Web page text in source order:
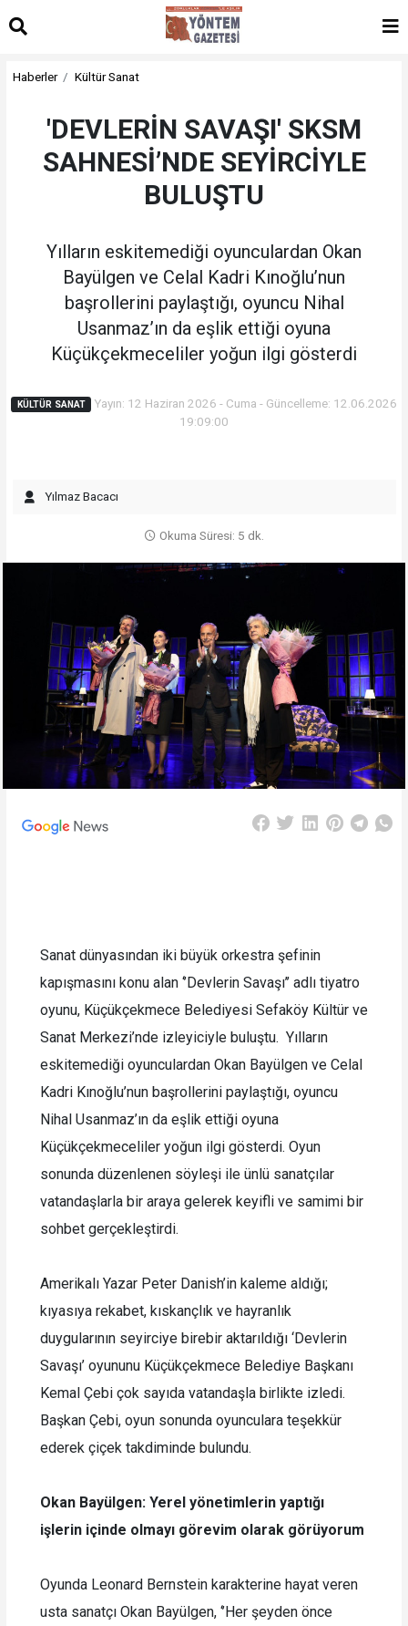
Haberler Kültür Sanat
'DEVLERİN SAVAŞI' SKSM
SAHNESİ’NDE SEYİRCİYLE
BULUŞTU
Yılların eskitemediği oyunculardan Okan
Bayülgen ve Celal Kadri Kınoğlu’nun
başrollerini paylaştığı, oyuncu Nihal
Usanmaz’ın da eşlik ettiği oyuna
Küçükçekmeceliler yoğun ilgi gösterdi
KÜLTÜR SANAT
Yayın: 12 Haziran 2026 - Cuma - Güncelleme: 12.06.2026
19:09:00
Yılmaz Bacacı
Okuma Süresi: 5 dk.
Sanat dünyasından iki büyük orkestra şefinin
kapışmasını konu alan ‘’Devlerin Savaşı’’ adlı tiyatro
oyunu, Küçükçekmece Belediyesi Sefaköy Kültür ve
Sanat Merkezi’nde izleyiciyle buluştu. Yılların
eskitemediği oyunculardan Okan Bayülgen ve Celal
Kadri Kınoğlu’nun başrollerini paylaştığı, oyuncu
Nihal Usanmaz’ın da eşlik ettiği oyuna
Küçükçekmeceliler yoğun ilgi gösterdi. Oyun
sonunda düzenlenen söyleşi ile ünlü sanatçılar
vatandaşlarla bir araya gelerek keyifli ve samimi bir
sohbet gerçekleştirdi.
Amerikalı Yazar Peter Danish’in kaleme aldığı;
kıyasıya rekabet, kıskançlık ve hayranlık
duygularının seyirciye birebir aktarıldığı ‘Devlerin
Savaşı’ oyununu Küçükçekmece Belediye Başkanı
Kemal Çebi çok sayıda vatandaşla birlikte izledi.
Başkan Çebi, oyun sonunda oyunculara teşekkür
ederek çiçek takdiminde bulundu.
Okan Bayülgen: Yerel yönetimlerin yaptığı
işlerin içinde olmayı görevim olarak görüyorum
Oyunda Leonard Bernstein karakterine hayat veren
usta sanatçı Okan Bayülgen, ‘’Her şeyden önce